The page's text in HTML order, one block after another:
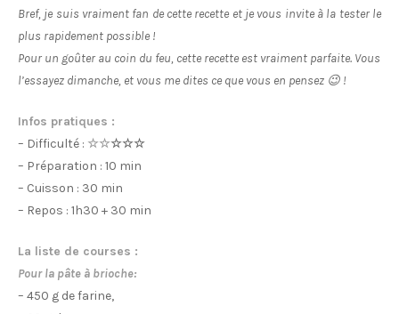
Bref, je suis vraiment fan de cette recette et je vous invite à la tester le
plus rapidement possible !
Pour un goûter au coin du feu, cette recette est vraiment parfaite. Vous
l’essayez dimanche, et vous me dites ce que vous en pensez 😉 !
Infos pratiques :
– Difficulté : ☆☆☆☆☆
– Préparation : 10 min
– Cuisson : 30 min
– Repos : 1h30 + 30 min
La liste de courses :
Pour la pâte à brioche:
– 450 g de farine,